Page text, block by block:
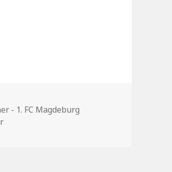
- 1. FC Magdeburg
zu Vorstellung: „Einmal immer – 1. FC